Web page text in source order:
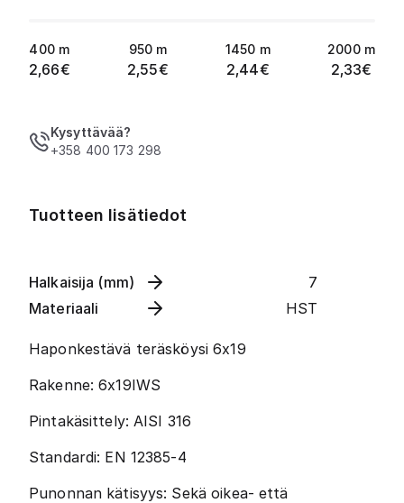
400 m
2,66€
950 m
2,55€
1450 m
2,44€
2000 m
2,33€
Kysyttävää?
+358 400 173 298
Tuotteen lisätiedot
Halkaisija (mm)
7
Materiaali
HST
Haponkestävä teräsköysi 6x19
Rakenne: 6x19IWS
Pintakäsittely: AISI 316
Standardi: EN 12385-4
Punonnan kätisyys: Sekä oikea- että